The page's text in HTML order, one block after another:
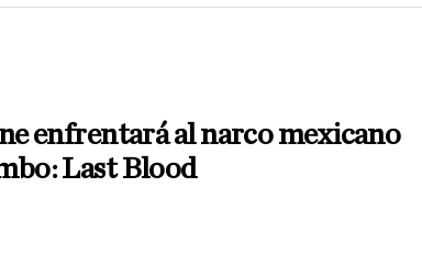
enfrentará al narco mexicano
Last Blood